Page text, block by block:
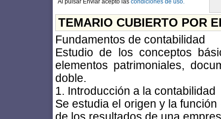
Al pulsar Enviar acepto las condiciones de uso.
TEMARIO CUBIERTO POR
Fundamentos de contabilidad
Estudio de los conceptos
elementos patrimoniales,
doble.
1. Introducción a la contabilidad
Se estudia el origen y la